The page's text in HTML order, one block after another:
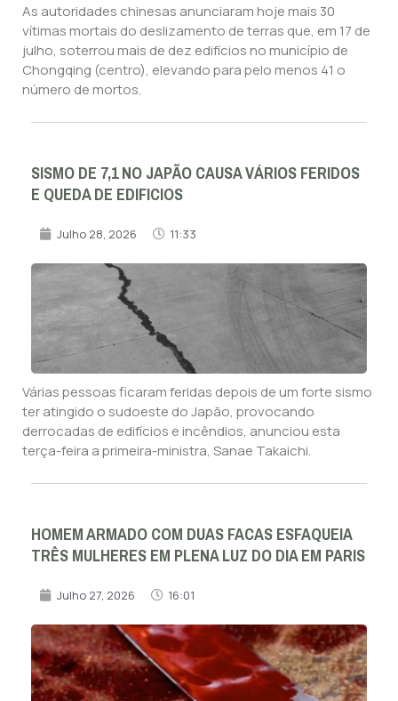
As autoridades chinesas anunciaram hoje mais 30
vítimas mortais do deslizamento de terras que, em 17 de
julho, soterrou mais de dez edifícios no município de
Chongqing (centro), elevando para pelo menos 41 o
número de mortos.
SISMO DE 7,1 NO JAPÃO CAUSA VÁRIOS FERIDOS
E QUEDA DE EDIFICIOS
Julho 28, 2026 11:33
Várias pessoas ficaram feridas depois de um forte sismo
ter atingido o sudoeste do Japão, provocando
derrocadas de edifícios e incêndios, anunciou esta
terça-feira a primeira-ministra, Sanae Takaichi.
HOMEM ARMADO COM DUAS FACAS ESFAQUEIA
TRÊS MULHERES EM PLENA LUZ DO DIA EM PARIS
Julho 27, 2026 16:01